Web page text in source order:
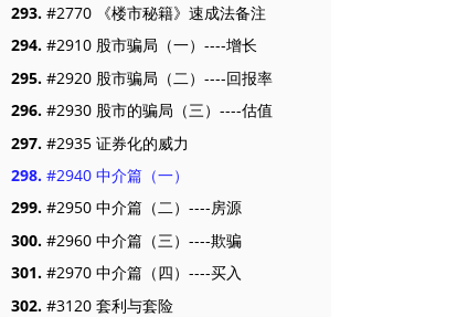
293. #2770 《楼市秘籍》速成法备注
294. #2910 股市骗局（一）----增长
295. #2920 股市骗局（二）----回报率
296. #2930 股市的骗局（三）----估值
297. #2935 证券化的威力
298. #2940 中介篇（一）
299. #2950 中介篇（二）----房源
300. #2960 中介篇（三）----欺骗
301. #2970 中介篇（四）----买入
302. #3120 套利与套险